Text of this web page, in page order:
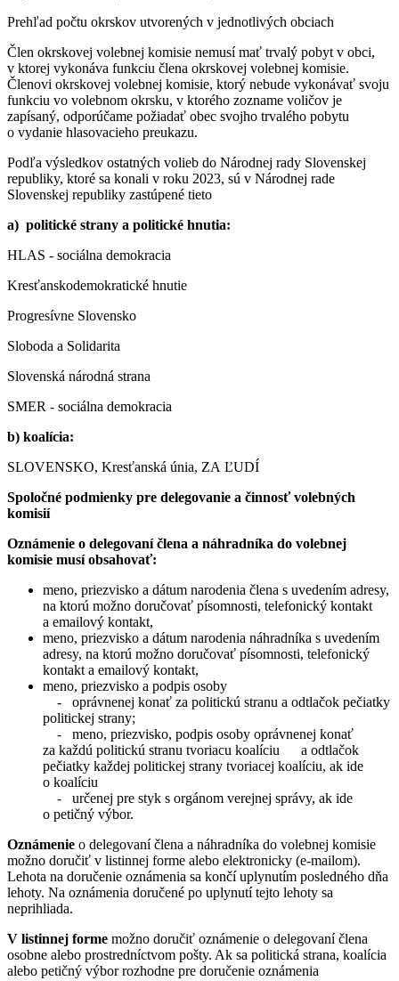
Prehľad počtu okrskov utvorených v jednotlivých obciach
Člen okrskovej volebnej komisie nemusí mať trvalý pobyt v obci,
v ktorej vykonáva funkciu člena okrskovej volebnej komisie.
Členovi okrskovej volebnej komisie, ktorý nebude vykonávať svoju
funkciu vo volebnom okrsku, v ktorého zozname voličov je
zapísaný, odporúčame požiadať obec svojho trvalého pobytu
o vydanie hlasovacieho preukazu.
Podľa výsledkov ostatných volieb do Národnej rady Slovenskej
republiky, ktoré sa konali v roku 2023, sú v Národnej rade
Slovenskej republiky zastúpené tieto
a) politické strany a politické hnutia:
HLAS - sociálna demokracia
Kresťanskodemokratické hnutie
Progresívne Slovensko
Sloboda a Solidarita
Slovenská národná strana
SMER - sociálna demokracia
b) koalícia:
SLOVENSKO, Kresťanská únia, ZA ĽUDÍ
Spoločné podmienky pre delegovanie a činnosť volebných
komisií
Oznámenie o delegovaní člena a náhradníka do volebnej
komisie musí obsahovať:
meno, priezvisko a dátum narodenia člena s uvedením adresy,
na ktorú možno doručovať písomnosti, telefonický kontakt
a emailový kontakt,
meno, priezvisko a dátum narodenia náhradníka s uvedením
adresy, na ktorú možno doručovať písomnosti, telefonický
kontakt a emailový kontakt,
meno, priezvisko a podpis osoby
- oprávnenej konať za politickú stranu a odtlačok pečiatky
politickej strany;
- meno, priezvisko, podpis osoby oprávnenej konať
za každú politickú stranu tvoriacu koalíciu a odtlačok
pečiatky každej politickej strany tvoriacej koalíciu, ak ide
o koalíciu
- určenej pre styk s orgánom verejnej správy, ak ide
o petičný výbor.
Oznámenie o delegovaní člena a náhradníka do volebnej komisie
možno doručiť v listinnej forme alebo elektronicky (e-mailom).
Lehota na doručenie oznámenia sa končí uplynutím posledného dňa
lehoty. Na oznámenia doručené po uplynutí tejto lehoty sa
neprihliada.
V listinnej forme možno doručiť oznámenie o delegovaní člena
osobne alebo prostredníctvom pošty. Ak sa politická strana, koalícia
alebo petičný výbor rozhodne pre doručenie oznámenia